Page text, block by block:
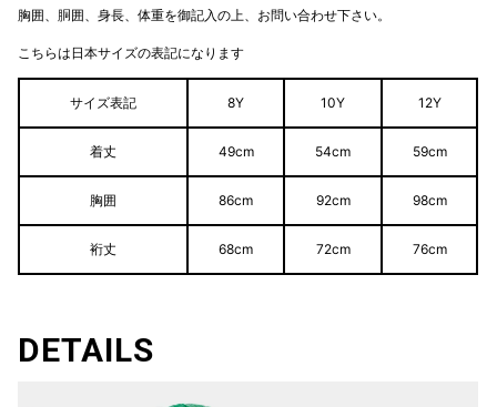
胸囲、胴囲、身長、体重を御記入の上、お問い合わせ下さい。
こちらは日本サイズの表記になります
サイズ表記 8Y 10Y 12Y
着丈 49cm 54cm 59cm
胸囲 86cm 92cm 98cm
裄丈 68cm 72cm 76cm
DETAILS